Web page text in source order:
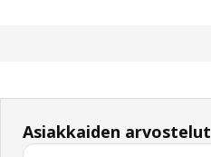
Asiakkaiden arvostelut